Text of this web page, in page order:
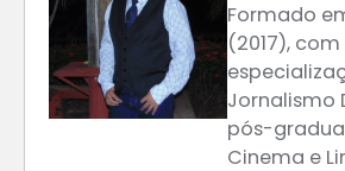
Formado
(2017), com
Jornalismo
pós-
Cinema e